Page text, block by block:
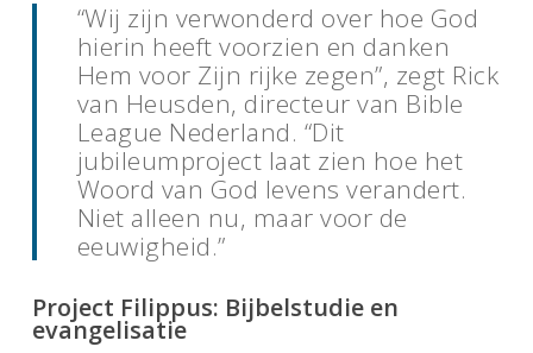
“Wij zijn verwonderd over hoe God
hierin heeft voorzien en danken
Hem voor Zijn rijke zegen”, zegt Rick
van Heusden, directeur van Bible
League Nederland. “Dit
jubileumproject laat zien hoe het
Woord van God levens verandert.
Niet alleen nu, maar voor de
eeuwigheid.”
Project Filippus: Bijbelstudie en
evangelisatie